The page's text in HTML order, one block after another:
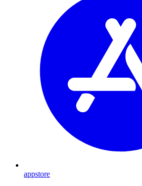
appstore